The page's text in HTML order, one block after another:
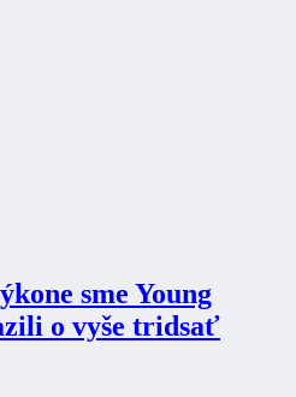
sme Young
o vyše tridsať